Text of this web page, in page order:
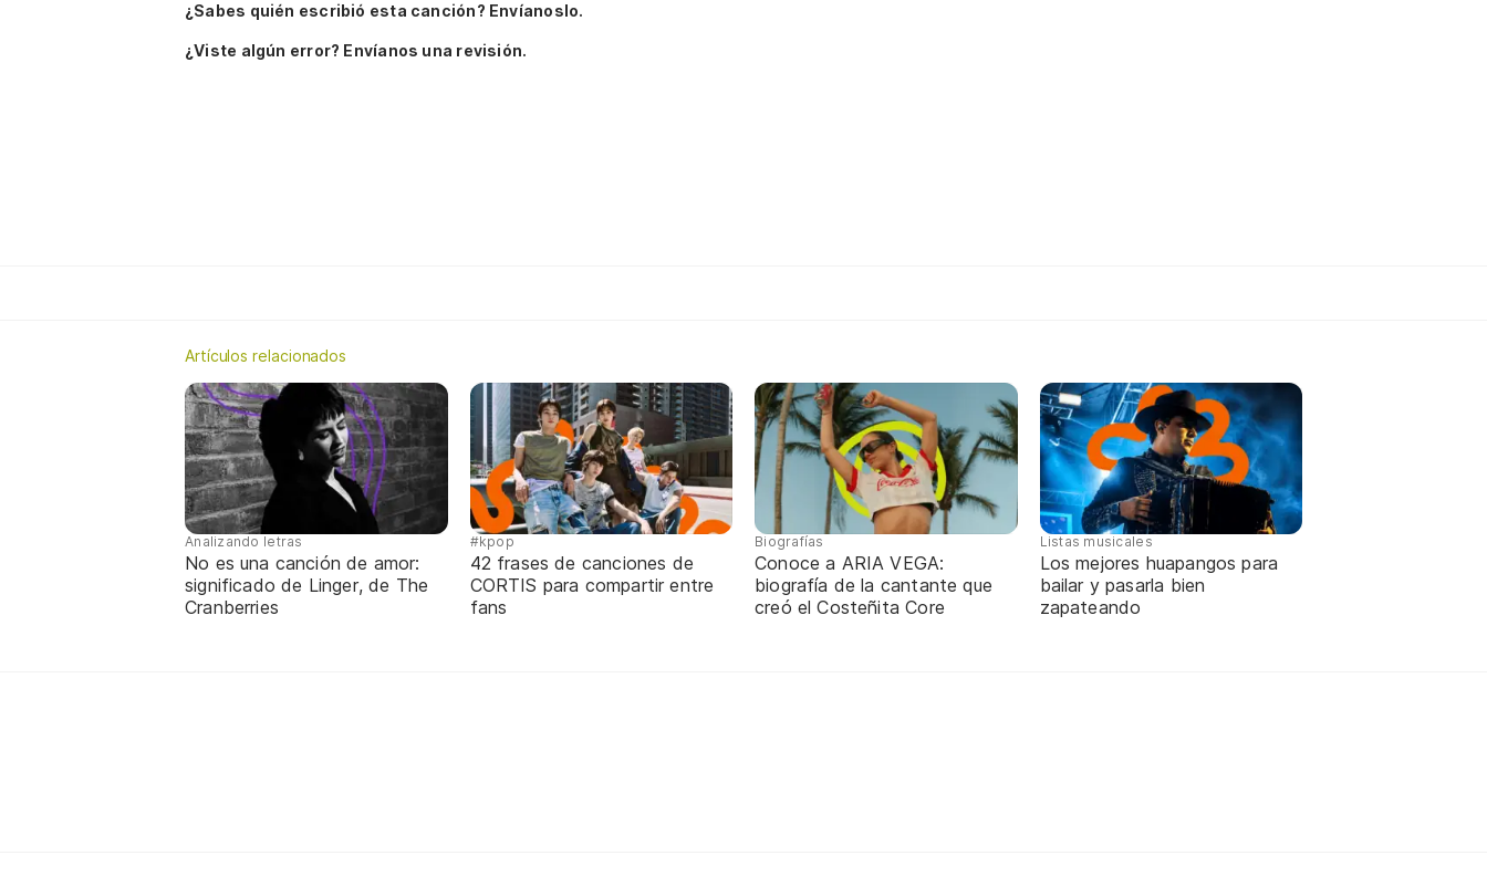
¿Sabes quién escribió esta canción? Envíanoslo.
¿Viste algún error? Envíanos una revisión.
Artículos relacionados
Analizando letras
No es una canción de amor:
significado de Linger, de The
Cranberries
#kpop
42 frases de canciones de
CORTIS para compartir entre
fans
Biografías
Conoce a ARIA VEGA:
biografía de la cantante que
creó el Costeñita Core
Listas musicales
Los mejores huapangos para
bailar y pasarla bien
zapateando